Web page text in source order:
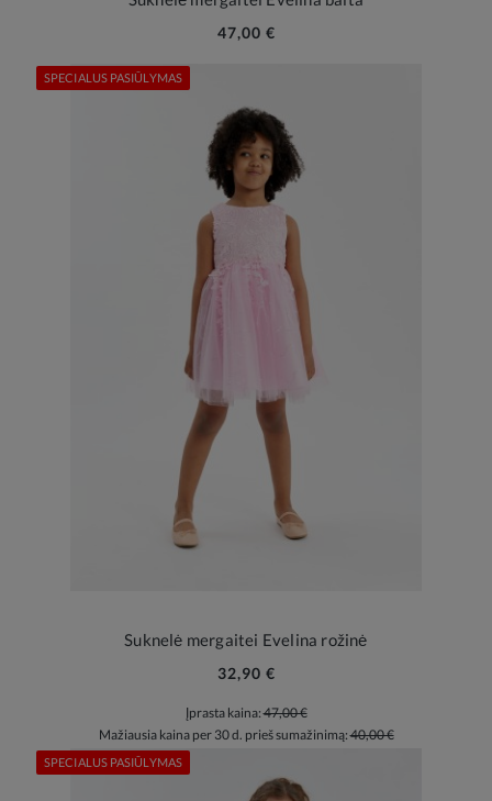
47,00 €
Suknelė mergaitei Evelina rožinė
32,90 €
Įprasta kaina:47,00 €
Mažiausia kaina per 30 d. prieš sumažinimą:40,00 €
SPECIALUS PASIŪLYMAS
SPECIALUS PASIŪLYMAS